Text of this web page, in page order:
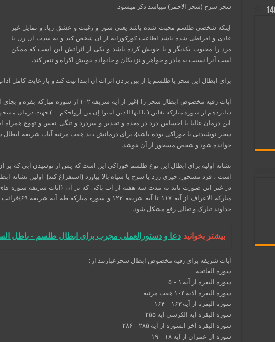
سحر سرخ (سحر الاحمر) میباشد ذکر میشود.
اینکه شخصی طلسم محبت شده باشد یعنی شور و رغبت و عشق زیاد و تمایل غیر
عادی و افراطی شده باشد اطاعت کورکورانه از آن شخص کند و به شدت آن زن یا
مرد را محبوب یکدیگر و یا خویش کرده باشد و یکی از اثراتش این است که ممکن
است آنرا نسبت به مادر و خواهر و نزدیکان و خانواده خویش اکراه و تنفر کند.
برای ابطال این سحر یا طلسم یا از بین بردن اثرات آن ابتدا نیت کند و با رعایت کامل
آیات رقیه مخصوص ابطال سحر را {غیر از آیه شریفه ۱۰٢
شانزدهم از سوره مبارکه تغابن ( یا ایها الذین آمنوا إن من أزواجکم …) جهت درمان
این درمان غالبا با احساس درد در معده و تخدیر و سردرد و تنگی نفس و تهوع
سحر نوشیدنی یا خوراکی بوده باشد}. برای درمانش باید هفت مرتبه آیات شریفه
خوانده شود و شخص مسحور از آن بنوشد.
نشانه اولیه برای ابطال این نوع طلسم خوراکی این است که پس از نوشیدن آبی که بر
است ، فرد مسحور، چیزی زرد یا سرخ یا سیاه بالا بیاورد {استفراغ کند}. اولین نشانه
مبارکه الاعراف از
خداوند تبارک و تعالی رفع مشکل شود.
بیشتر بخوانید دعا و دستورالعملی مجرب برای ابطال طلسم - باطل
آیات شریفه برای رقیه مخصوص ابطال سحرعبارتند از :
سوره الفاتحه
سوره البقره از آیه ۱ – ۵
سوره البقره الایه ۱۰٢ هفت مرتبه
سوره البقره از آیه ۱۶٣ – ۱۶۴
سوره البقره آیه الکرسی آیه ٢۵۵
سوره البقره آخر السوره از آیه ٢٨۵ – ٢٨۶
سوره ال عمران از آیه ۱٨ – ۱٩